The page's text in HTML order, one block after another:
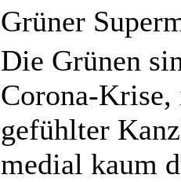
Grüner
Die Grünen
Corona-
gefühlter
medial kaum